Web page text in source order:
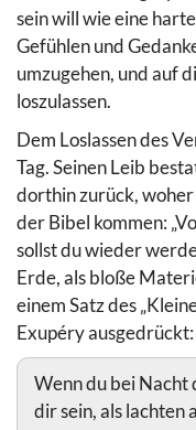
sein will wie eine
Gefühlen und
umzugehen, und auf
loszulassen.
Dem Loslassen des
Tag. Seinen Leib
dorthin zurück,
der Bibel kommen:
sollst du wieder
Erde, als bloße
einem Satz des
Exupéry ausgedrückt:
Wenn du bei Nacht
dir sein, als lachten